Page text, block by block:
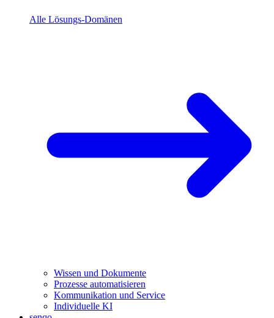
Alle Lösungs-Domänen
Wissen und Dokumente
Prozesse automatisieren
Kommunikation und Service
Individuelle KI